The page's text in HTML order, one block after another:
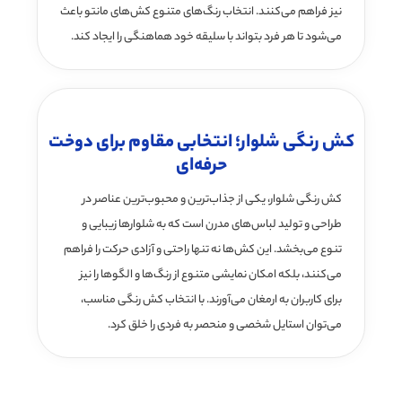
نیز فراهم می‌کنند. انتخاب رنگ‌های متنوع کش‌های مانتو باعث
می‌شود تا هر فرد بتواند با سلیقه خود هماهنگی را ایجاد کند.
کش رنگی شلوار؛ انتخابی مقاوم برای دوخت
حرفه‌ای
کش رنگی شلوار، یکی از جذاب‌ترین و محبوب‌ترین عناصر در
طراحی و تولید لباس‌های مدرن است که به شلوارها زیبایی و
تنوع می‌بخشد. این کش‌ها نه تنها راحتی و آزادی حرکت را فراهم
می‌کنند، بلکه امکان نمایشی متنوع از رنگ‌ها و الگوها را نیز
برای کاربران به ارمغان می‌آورند. با انتخاب کش رنگی مناسب،
می‌توان استایل شخصی و منحصر به فردی را خلق کرد.